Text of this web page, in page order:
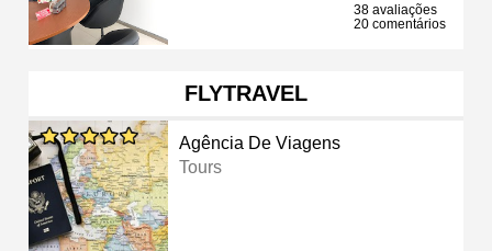
38 avaliações
20 comentários
FLYTRAVEL
Agência De Viagens
Tours